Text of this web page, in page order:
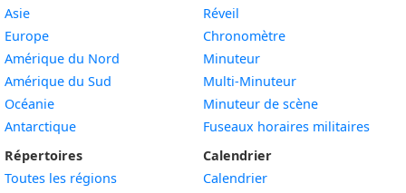
Asie
Europe
Amérique du Nord
Amérique du Sud
Océanie
Antarctique
Répertoires
Toutes les régions
Réveil
Chronomètre
Minuteur
Multi-Minuteur
Minuteur de scène
Fuseaux horaires militaires
Calendrier
Calendrier